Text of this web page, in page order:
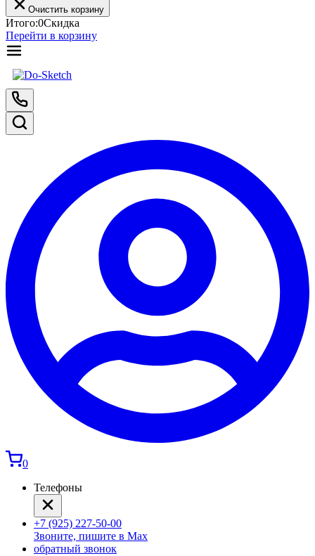
Очистить корзину
Итого:0Скидка
Перейти в корзину
0
Телефоны
+7 (925) 227-50-00
Звоните, пишите в Max
обратный звонок